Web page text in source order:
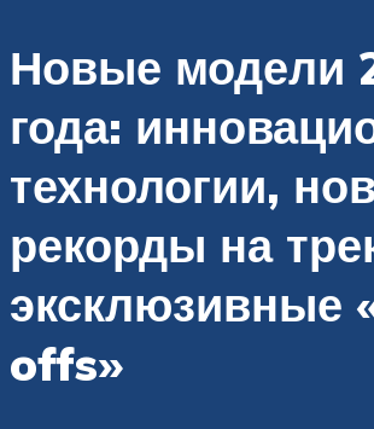
Новые модели
года:
технологии,
рекорды на
эксклюзивные
offs»